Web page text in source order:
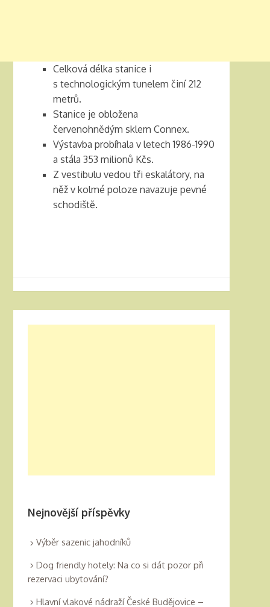
Celková délka stanice i
s technologickým tunelem činí 212
metrů.
Stanice je obložena
červenohnědým sklem Connex.
Výstavba probíhala v letech 1986-1990
a stála 353 milionů Kčs.
Z vestibulu vedou tři eskalátory, na
něž v kolmé poloze navazuje pevné
schodiště.
Nejnovější příspěvky
Výběr sazenic jahodníků
Dog friendly hotely: Na co si dát pozor při
rezervaci ubytování?
Hlavní vlakové nádraží České Budějovice –